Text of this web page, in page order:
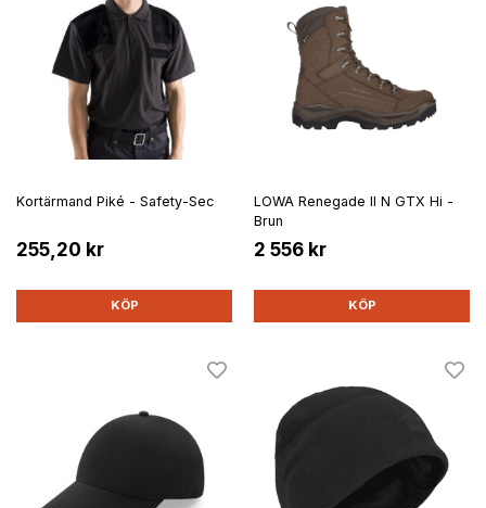
Kortärmand Piké - Safety-Sec
255,20 kr
KÖP
LOWA Renegade II N GTX Hi -
Brun
2 556 kr
KÖP